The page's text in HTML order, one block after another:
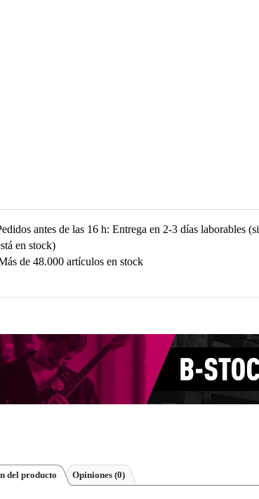
antes de las 16 h: Entrega en 2-3 días laborables (si
en stock)
de 48.000 artículos en stock
del producto Opiniones (0)